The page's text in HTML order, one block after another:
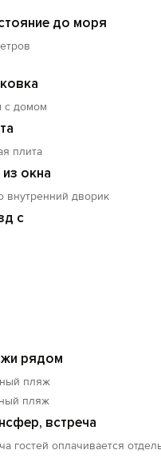
холодильник.
в столовых, кафе или
до моря
с домом
плита
окна
внутренний дворик
с
рядом
пляж
пляж
встреча
гостей оплачивается